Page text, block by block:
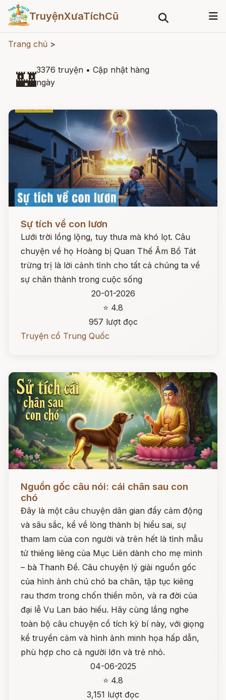
TruyệnXưaTíchCũ
Trang chủ >
🏰3376 truyện • Cập nhật hàng
ngày
Sự tích về con lươn
Lưới trời lồng lộng, tuy thưa mà khó lọt. Câu
chuyện về họ Hoàng bị Quan Thế Âm Bồ Tát
trừng trị là lời cảnh tỉnh cho tất cả chúng ta về
sự chân thành trong cuộc sống
20-01-2026
⭐ 4.8
957 lượt đọc
Truyện cổ Trung Quốc
Đọc ngay
Nguồn gốc câu nói: cái chân sau con
chó
Đây là một câu chuyện dân gian đầy cảm động
và sâu sắc, kể về lòng thành bị hiểu sai, sự
tham lam của con người và trên hết là tình mẫu
tử thiêng liêng của Mục Liên dành cho mẹ mình
– bà Thanh Đề. Câu chuyện lý giải nguồn gốc
của hình ảnh chú chó ba chân, tập tục kiêng
rau thơm trong chốn thiền môn, và ra đời của
đại lễ Vu Lan báo hiếu. Hãy cùng lắng nghe
toàn bộ câu chuyện cổ tích kỳ bí này, với giọng
kể truyền cảm và hình ảnh minh họa hấp dẫn,
phù hợp cho cả người lớn và trẻ nhỏ.
04-06-2025
⭐ 4.8
3,151 lượt đọc